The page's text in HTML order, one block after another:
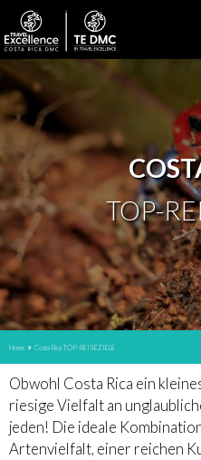
TOP-
Home Costa Rica TOP-REISEZIELE
Obwohl Costa Rica ein
riesige Vielfalt an
jeden! Die ideale
Artenvielfalt, einer reichen